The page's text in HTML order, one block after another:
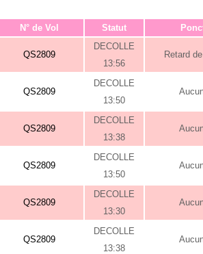
N° de Vol Statut
QS2809
DECOLLE
13:56
Retard
QS2809
DECOLLE
13:50
QS2809
DECOLLE
13:38
QS2809
DECOLLE
13:50
QS2809
DECOLLE
13:30
QS2809
DECOLLE
13:38